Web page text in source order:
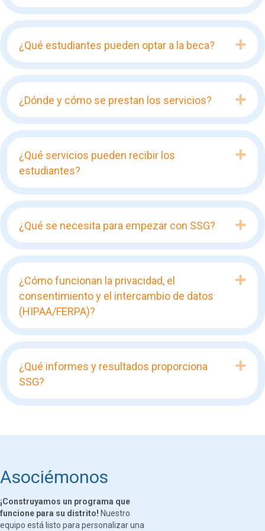
¿Qué estudiantes pueden optar a la beca?
¿Dónde y cómo se prestan los servicios?
¿Qué servicios pueden recibir los
estudiantes?
¿Qué se necesita para empezar con SSG?
¿Cómo funcionan la privacidad, el
consentimiento y el intercambio de datos
(HIPAA/FERPA)?
¿Qué informes y resultados proporciona
SSG?
Asociémonos
¡Construyamos un programa que
funcione para su distrito! Nuestro
equipo está listo para personalizar una